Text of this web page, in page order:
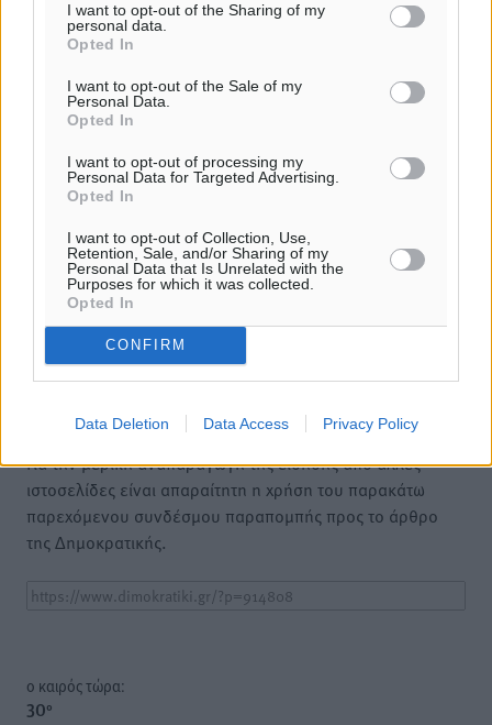
I want to opt-out of the Sharing of my
personal data.
Opted In
I want to opt-out of the Sale of my
Personal Data.
Opted In
I want to opt-out of processing my
Personal Data for Targeted Advertising.
Opted In
I want to opt-out of Collection, Use,
Retention, Sale, and/or Sharing of my
Personal Data that Is Unrelated with the
Purposes for which it was collected.
Opted In
CONFIRM
Data Deletion Data Access Privacy Policy
Φύλαξε τα στοιχεία μου για την επόμενη φορά.
Για την μερική αναπαραγωγή της είδησης από άλλες
ιστοσελίδες είναι απαραίτητη η χρήση του παρακάτω
παρεχόμενου συνδέσμου παραπομπής προς το άρθρο
της Δημοκρατικής.
o καιρός τώρα:
30°